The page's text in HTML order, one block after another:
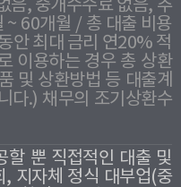
음, 중개수수료 없음, 추
~ 60개월 / 총 대출 비용
안 최대 금리 연20% 적
이용하는 경우 총 상환
및 상환방법 등 대출계
다.) 채무의 조기상환수
할 뿐 직접적인 대출 및
, 지자체 정식 대부업(중